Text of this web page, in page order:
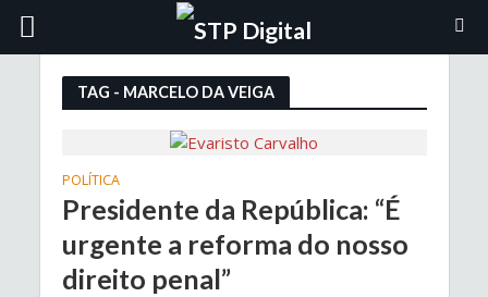
TAG - MARCELO DA VEIGA
POLÍTICA
Presidente da República: “É
urgente a reforma do nosso
direito penal”